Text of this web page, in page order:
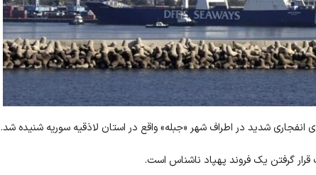
شدید در اطراف شهر «جبله» واقع در استان لاذقیه سوریه شنیده شد.
گرفتن یک فروند پهپاد ناشناس است.